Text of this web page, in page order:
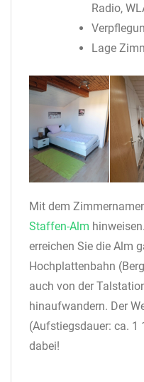
Radio,
Lage
Mit dem
Staffen-Alm
erreichen Sie die Alm
Hochplattenbahn
auch von der
hinaufwandern. Der
(Aufstiegsdauer: ca. 1
dabei!